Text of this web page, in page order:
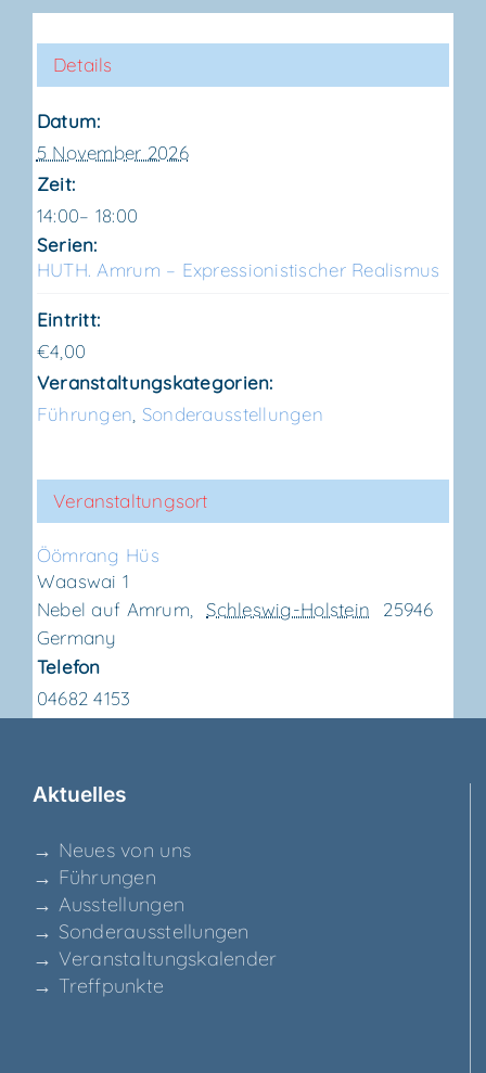
Details
Datum:
5 November 2026
Zeit:
14:00– 18:00
Serien:
HUTH. Amrum – Expres­sio­nis­ti­scher Realismus
Eintritt:
€4,00
Veranstaltungskategorien:
Führungen Sonderausstellungen
Veranstaltungsort
Ööm­rang Hüs
Waaswai 1
Nebel auf Amrum
Schleswig-Holstein
25946
Germany
Telefon
04682 4153
Aktu­el­les
→ Neu­es von uns
→ Füh­run­gen
→ Aus­stel­lun­gen
→ Son­der­aus­stel­lun­gen
→ Ver­an­stal­tungs­ka­len­der
→ Treff­punk­te